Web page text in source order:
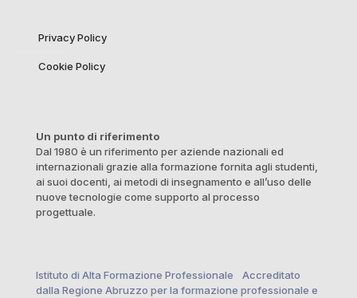
Privacy Policy
Cookie Policy
Un punto di riferimento
Dal 1980 è un riferimento per aziende nazionali ed
internazionali grazie alla formazione fornita agli studenti,
ai suoi docenti, ai metodi di insegnamento e all’uso delle
nuove tecnologie come supporto al processo
progettuale.
Istituto di Alta Formazione Professionale Accreditato
dalla Regione Abruzzo per la formazione professionale e